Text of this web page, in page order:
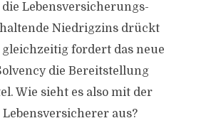
Lebensversicherungs-
Niedrigzins drückt
fordert das neue
die Bereitstellung
Wie sieht es also mit der
aus?